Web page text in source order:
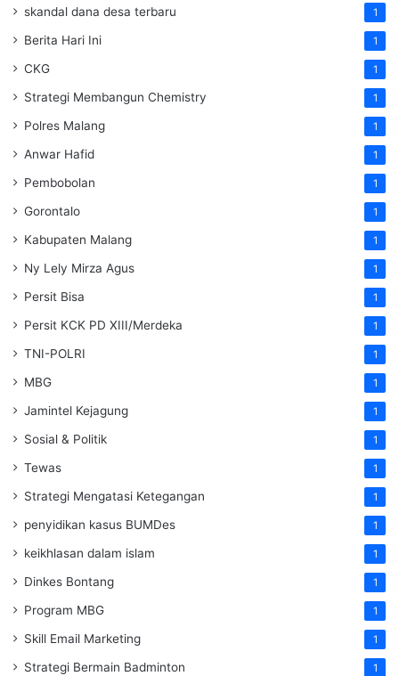
skandal dana desa terbaru 1
Berita Hari Ini 1
CKG 1
Strategi Membangun Chemistry 1
Polres Malang 1
Anwar Hafid 1
Pembobolan 1
Gorontalo 1
Kabupaten Malang 1
Ny Lely Mirza Agus 1
Persit Bisa 1
Persit KCK PD XIII/Merdeka 1
TNI-POLRI 1
MBG 1
Jamintel Kejagung 1
Sosial & Politik 1
Tewas 1
Strategi Mengatasi Ketegangan 1
penyidikan kasus BUMDes 1
keikhlasan dalam islam 1
Dinkes Bontang 1
Program MBG 1
Skill Email Marketing 1
Strategi Bermain Badminton 1